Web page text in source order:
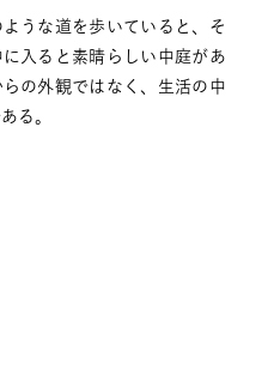
うな道を歩いていると、そ
入ると素晴らしい中庭があ
の外観ではなく、生活の中
る。